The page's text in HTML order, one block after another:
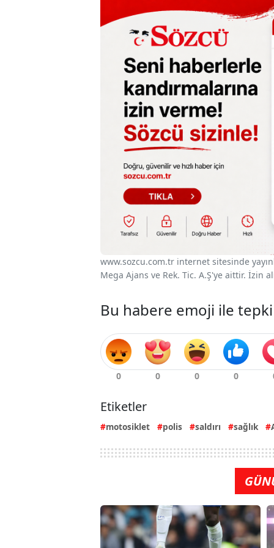
www.sozcu.com.tr internet sitesinde
Mega Ajans ve Rek. Tic. A.Ş'ye aittir. İzin
Bu habere emoji ile
Etiketler
motosiklet polis saldırı sağlık